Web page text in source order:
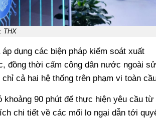
THX
dụng các biện pháp kiểm soát xuất
đồng thời cấm công dân nước ngoài sử
cả hai hệ thống trên phạm vi toàn
90 phút để thực hiện yêu cầu từ
chi tiết về các mối lo ngại dẫn tới